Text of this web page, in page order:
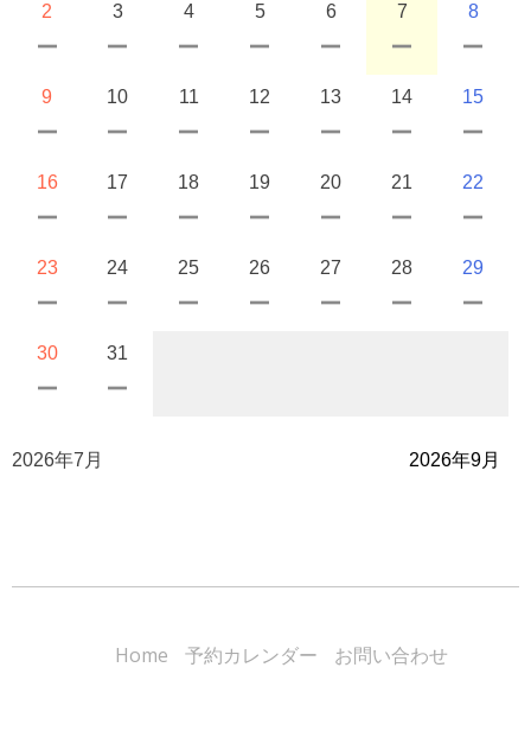
2 3 4 5 6 7 8
9 10 11 12 13 14 15
16 17 18 19 20 21 22
23 24 25 26 27 28 29
30 31
2026年7月 2026年9月
Home 予約カレンダー お問い合わせ